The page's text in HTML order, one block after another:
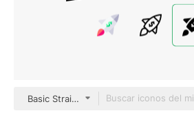
Basic Straight Filled